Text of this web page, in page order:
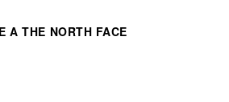
A THE NORTH FACE